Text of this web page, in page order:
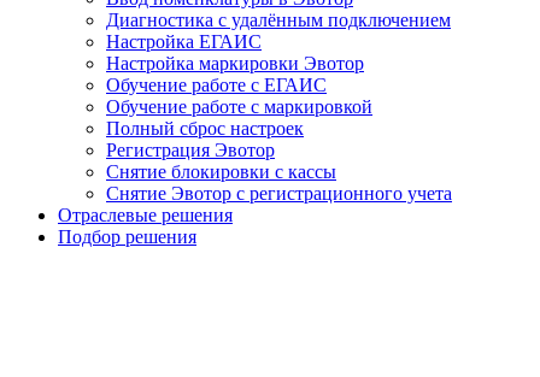
Диагностика с удалённым подключением
Настройка ЕГАИС
Настройка маркировки Эвотор
Обучение работе с ЕГАИС
Обучение работе с маркировкой
Полный сброс настроек
Регистрация Эвотор
Снятие блокировки с кассы
Снятие Эвотор с регистрационного учета
Отраслевые решения
Подбор решения